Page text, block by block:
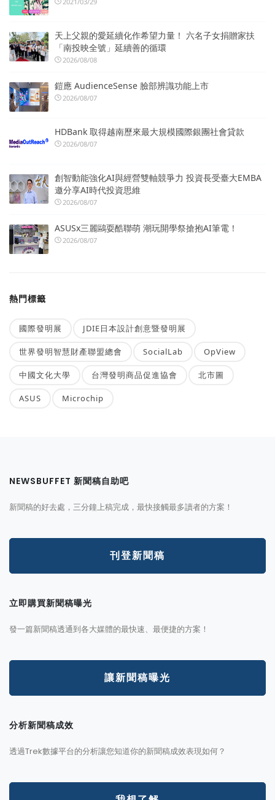
天上父親的愛延續化作希望力量！ 六名子女捐贈家扶
「南投映全號」延續善的循環
2026/08/08
鎧應 AudienceSense 臉部辨識功能上市
2026/08/07
HDBank 取得越南歷來最大規模國際銀團社會貸款
2026/08/07
創智動能強化AI與經營雙軸競爭力 投資長受臺大EMBA
邀分享AI時代投資思維
2026/08/07
ASUSx三麗鷗耍酷聯萌 潮玩開學祭搶抱AI筆電！
2026/08/07
熱門標籤
國際發明展 JDIE日本設計創意暨發明展
世界發明智慧財產聯盟總會 SocialLab OpView
中國文化大學 台灣發明商品促進協會 北市圖
ASUS Microchip
NEWSBUFFET 新聞稿自助吧
新聞稿的好去處，三分鐘上稿完成，最快接觸最多讀者的方案！
刊登新聞稿
立即購買新聞稿曝光
發一篇新聞稿透通到各大媒體的最快速、最便捷的方案！
讓新聞稿曝光
分析新聞稿成效
透過Trek數據平台的分析讓您知道你的新聞稿成效表現如何？